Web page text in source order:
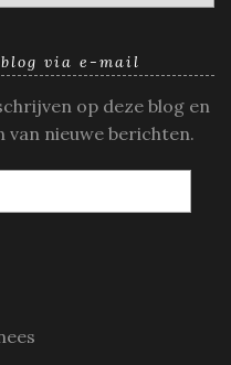
via e-mail
op deze blog en
nieuwe berichten.